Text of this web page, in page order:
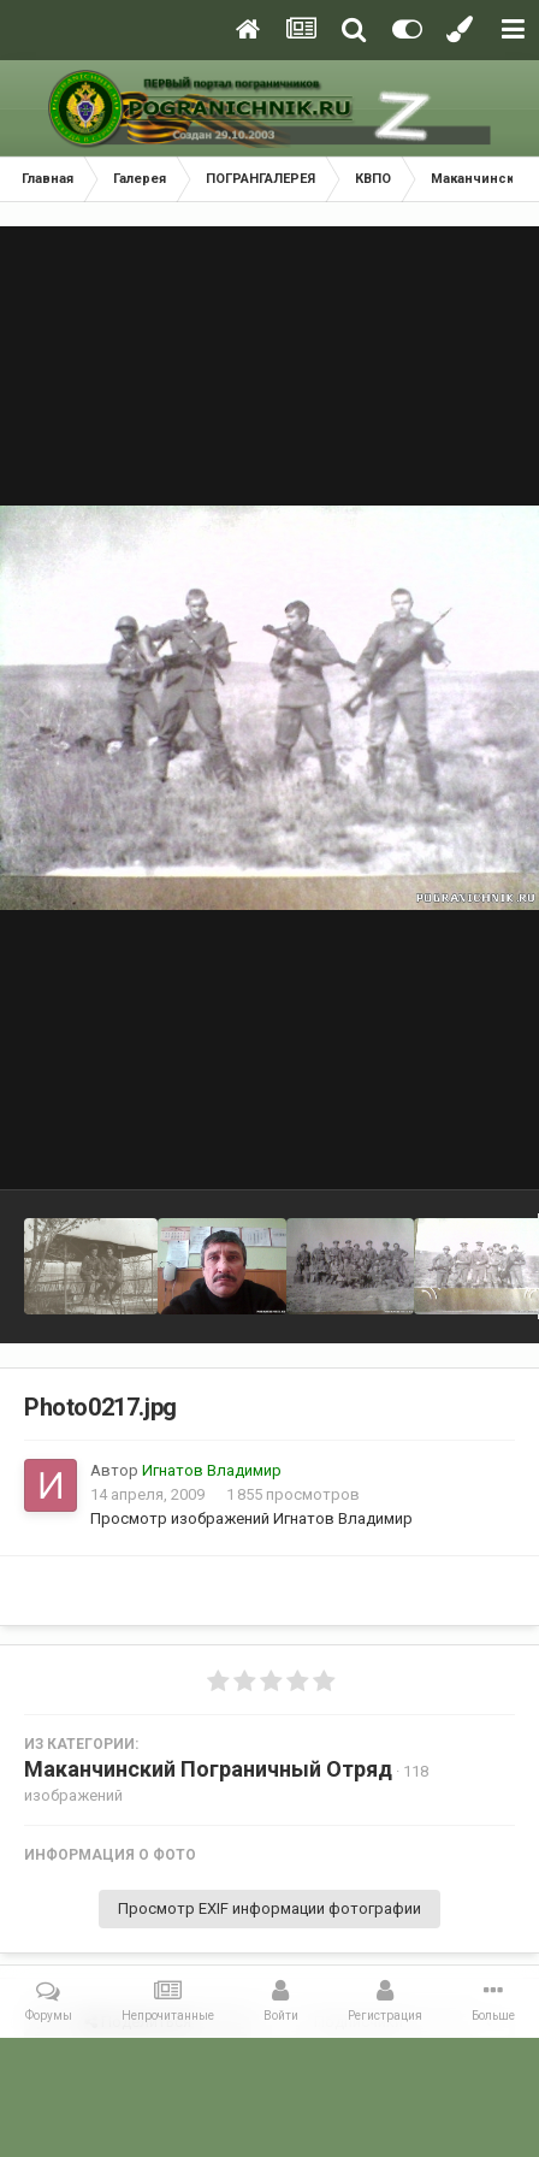
Главная Галерея ПОГРАНГАЛЕРЕЯ КВПО Маканчинский
Photo0217.jpg
Автор Игнатов Владимир
14 апреля, 2009
1 855 просмотров
Просмотр изображений Игнатов Владимир
ИЗ КАТЕГОРИИ:
Маканчинский Пограничный Отряд · 118
изображений
ИНФОРМАЦИЯ О ФОТО
Просмотр EXIF информации фотографии
Поделиться Подписчики 0
Форумы Непрочитанные Войти Регистрация Больше